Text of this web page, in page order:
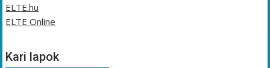
ELTE.hu
ELTE Online
Kari lapok